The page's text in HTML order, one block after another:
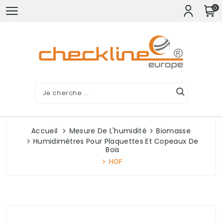
0
Accueil Mesure De L'humidité
Biomasse
Humidimètres Pour Plaquettes Et Copeaux De
Bois
HGF